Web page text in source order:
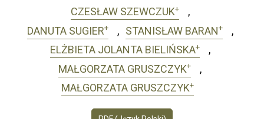
CZESŁAW SZEWCZUK+
DANUTA SUGIER+ STANISŁAW BARAN+
ELŻBIETA JOLANTA BIELIŃSKA+
MAŁGORZATA GRUSZCZYK+
MAŁGORZATA GRUSZCZYK+